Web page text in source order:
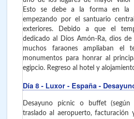
Esto se debe a la forma en la
empezando por el santuario
exteriores. Debido a que el
dedicado al Dios Amón-Ra, dios
muchos faraones ampliaban el
monumentos para honrar al
egipcio. Regreso al hotel y
Día 8 - Luxor - España -
Desayuno pícnic o buffet (según
traslado al aeropuerto, facturación